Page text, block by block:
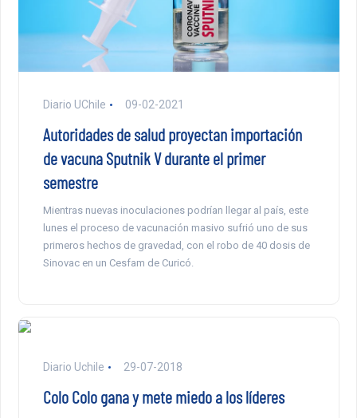
Diario UChile 09-02-2021
Autoridades de salud proyectan importación
de vacuna Sputnik V durante el primer
semestre
Mientras nuevas inoculaciones podrían llegar al país, este
lunes el proceso de vacunación masivo sufrió uno de sus
primeros hechos de gravedad, con el robo de 40 dosis de
Sinovac en un Cesfam de Curicó.
Diario Uchile 29-07-2018
Colo Colo gana y mete miedo a los líderes